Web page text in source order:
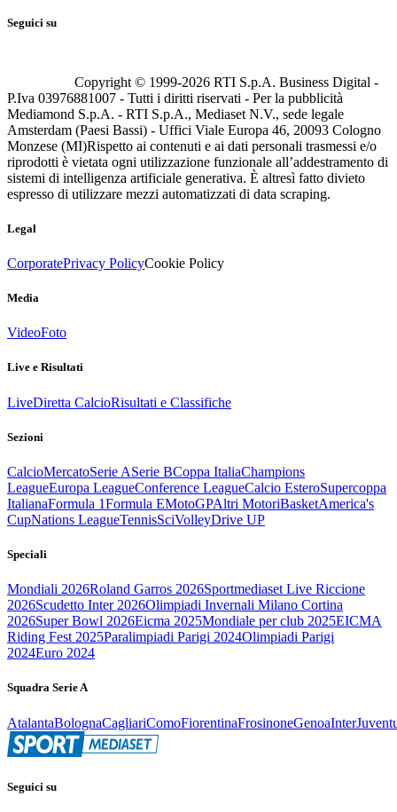
Seguici su
Copyright © 1999-2026 RTI S.p.A. Business Digital -
P.Iva 03976881007 - Tutti i diritti riservati - Per la pubblicità
Mediamond S.p.A. - RTI S.p.A., Mediaset N.V., sede legale
Amsterdam (Paesi Bassi) - Uffici Viale Europa 46, 20093 Cologno
Monzese (MI)Rispetto ai contenuti e ai dati personali trasmessi e/o
riprodotti è vietata ogni utilizzazione funzionale all’addestramento di
sistemi di intelligenza artificiale generativa. È altresì fatto divieto
espresso di utilizzare mezzi automatizzati di data scraping.
Legal
CorporatePrivacy PolicyCookie Policy
Media
VideoFoto
Live e Risultati
LiveDiretta CalcioRisultati e Classifiche
Sezioni
CalcioMercatoSerie ASerie BCoppa ItaliaChampions
LeagueEuropa LeagueConference LeagueCalcio EsteroSupercoppa
ItalianaFormula 1Formula EMotoGPAltri MotoriBasketAmerica's
CupNations LeagueTennisSciVolleyDrive UP
Speciali
Mondiali 2026Roland Garros 2026Sportmediaset Live Riccione
2026Scudetto Inter 2026Olimpiadi Invernali Milano Cortina
2026Super Bowl 2026Eicma 2025Mondiale per club 2025EICMA
Riding Fest 2025Paralimpiadi Parigi 2024Olimpiadi Parigi
2024Euro 2024
Squadra Serie A
AtalantaBolognaCagliariComoFiorentinaFrosinoneGenoaInter
Seguici su